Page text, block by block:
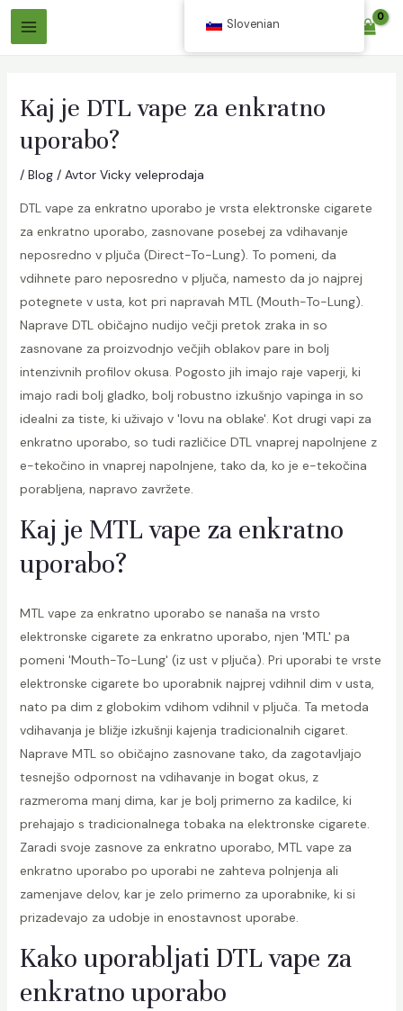
Skoči
Glavni
Kaj je DTL vape za enkratno
uporabo?
/ Blog/ Avtor Vicky veleprodaja
DTL vape za enkratno uporabo je vrsta elektronske cigarete
za enkratno uporabo, zasnovane posebej za vdihavanje
neposredno v pljuča (Direct-To-Lung). To pomeni, da
vdihnete paro neposredno v pljuča, namesto da jo najprej
potegnete v usta, kot pri napravah MTL (Mouth-To-Lung).
Naprave DTL običajno nudijo večji pretok zraka in so
zasnovane za proizvodnjo večjih oblakov pare in bolj
intenzivnih profilov okusa. Pogosto jih imajo raje vaperji, ki
imajo radi bolj gladko, bolj robustno izkušnjo vapinga in so
idealni za tiste, ki uživajo v 'lovu na oblake'. Kot drugi vapi za
enkratno uporabo, so tudi različice DTL vnaprej napolnjene z
e-tekočino in vnaprej napolnjene, tako da, ko je e-tekočina
porabljena, napravo zavržete.
Kaj je MTL vape za enkratno
uporabo?
MTL vape za enkratno uporabo se nanaša na vrsto
elektronske cigarete za enkratno uporabo, njen 'MTL' pa
pomeni 'Mouth-To-Lung' (iz ust v pljuča). Pri uporabi te vrste
elektronske cigarete bo uporabnik najprej vdihnil dim v usta,
nato pa dim z globokim vdihom vdihnil v pljuča. Ta metoda
vdihavanja je bližje izkušnji kajenja tradicionalnih cigaret.
Naprave MTL so običajno zasnovane tako, da zagotavljajo
tesnejšo odpornost na vdihavanje in bogat okus, z
razmeroma manj dima, kar je bolj primerno za kadilce, ki
prehajajo s tradicionalnega tobaka na elektronske cigarete.
Zaradi svoje zasnove za enkratno uporabo, MTL vape za
enkratno uporabo po uporabi ne zahteva polnjenja ali
zamenjave delov, kar je zelo primerno za uporabnike, ki si
prizadevajo za udobje in enostavnost uporabe.
Kako uporabljati DTL vape za
enkratno uporabo
Slovenian